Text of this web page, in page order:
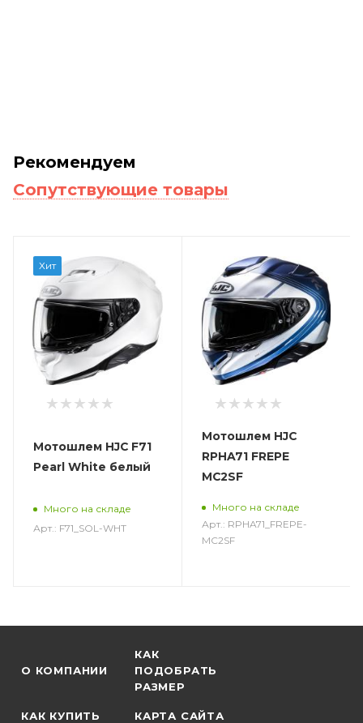
Рекомендуем
Сопутствующие товары
Хит
Мотошлем HJC F71
Pearl White белый
Много на складе
Арт.: F71_SOL-WHT
Мотошлем HJC
RPHA71 FREPE
MC2SF
Много на складе
Арт.: RPHA71_FREPE-
MC2SF
О КОМПАНИИ
КАК
ПОДОБРАТЬ
РАЗМЕР
КАК КУПИТЬ КАРТА САЙТА